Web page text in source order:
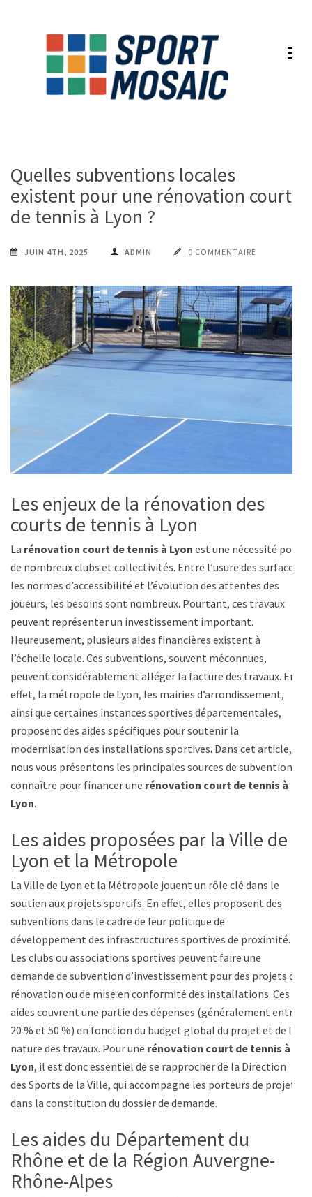
Quelles subventions locales
existent pour une rénovation court
de tennis à Lyon ?
JUIN 4TH, 2025 ADMIN 0 COMMENTAIRE
Les enjeux de la rénovation des
courts de tennis à Lyon
La rénovation court de tennis à Lyon est une nécessité pour
de nombreux clubs et collectivités. Entre l’usure des surfaces,
les normes d’accessibilité et l’évolution des attentes des
joueurs, les besoins sont nombreux. Pourtant, ces travaux
peuvent représenter un investissement important.
Heureusement, plusieurs aides financières existent à
l’échelle locale. Ces subventions, souvent méconnues,
peuvent considérablement alléger la facture des travaux. En
effet, la métropole de Lyon, les mairies d’arrondissement,
ainsi que certaines instances sportives départementales,
proposent des aides spécifiques pour soutenir la
modernisation des installations sportives. Dans cet article,
nous vous présentons les principales sources de subvention à
connaître pour financer une rénovation court de tennis à
Lyon.
Les aides proposées par la Ville de
Lyon et la Métropole
La Ville de Lyon et la Métropole jouent un rôle clé dans le
soutien aux projets sportifs. En effet, elles proposent des
subventions dans le cadre de leur politique de
développement des infrastructures sportives de proximité.
Les clubs ou associations sportives peuvent faire une
demande de subvention d’investissement pour des projets de
rénovation ou de mise en conformité des installations. Ces
aides couvrent une partie des dépenses (généralement entre
20 % et 50 %) en fonction du budget global du projet et de la
nature des travaux. Pour une rénovation court de tennis à
Lyon, il est donc essentiel de se rapprocher de la Direction
des Sports de la Ville, qui accompagne les porteurs de projet
dans la constitution du dossier de demande.
Les aides du Département du
Rhône et de la Région Auvergne-
Rhône-Alpes